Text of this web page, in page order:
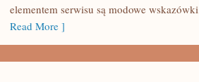
elementem serwisu są modowe
Read More ]